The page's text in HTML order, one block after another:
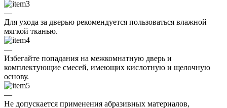
—
Для ухода за дверью рекомендуется пользоваться влажной
мягкой тканью.
—
Избегайте попадания на межкомнатную дверь и
комплектующие смесей, имеющих кислотную и щелочную
основу.
—
Не допускается применения абразивных материалов,